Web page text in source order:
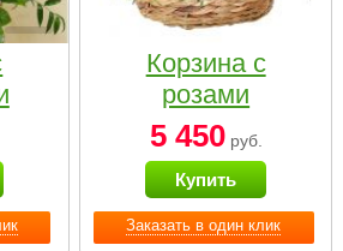
Заказать в один клик
Корзина с
розами
«Красный
Париж»
5 450руб.
Купить